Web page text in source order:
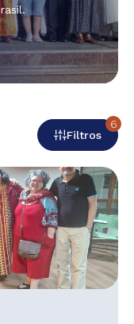
Filtros
6